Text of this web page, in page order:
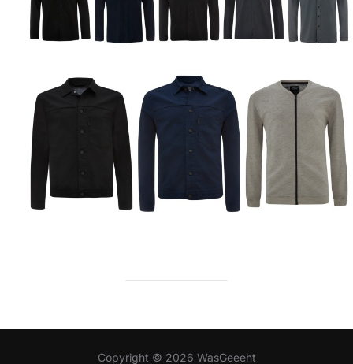
Copyright © 2026 WasGeeeht